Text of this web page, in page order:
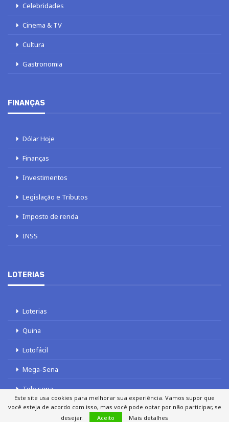
Celebridades
Cinema & TV
Cultura
Gastronomia
FINANÇAS
Dólar Hoje
Finanças
Investimentos
Legislação e Tributos
Imposto de renda
INSS
LOTERIAS
Loterias
Quina
Lotofácil
Mega-Sena
Tele sena
Este site usa cookies para melhorar sua experiência. Vamos supor que
você esteja de acordo com isso, mas você pode optar por não participar, se
desejar.
Aceito Mais detalhes